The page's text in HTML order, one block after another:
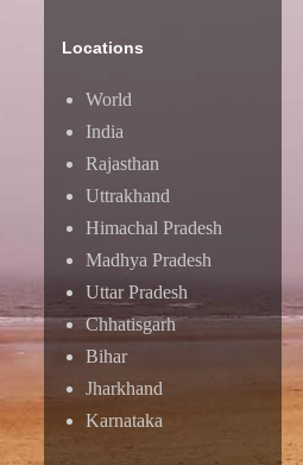
Locations
World
India
Rajasthan
Uttrakhand
Himachal Pradesh
Madhya Pradesh
Uttar Pradesh
Chhatisgarh
Bihar
Jharkhand
Karnataka